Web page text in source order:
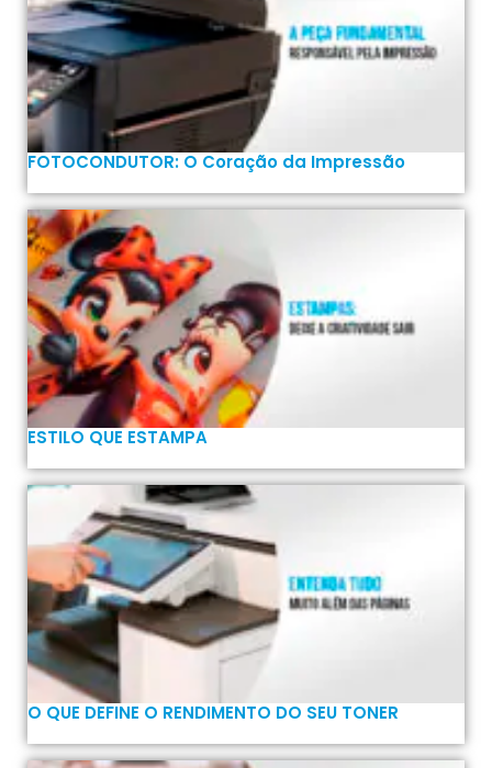
FOTOCONDUTOR: O Coração da Impressão
ESTILO QUE ESTAMPA
O QUE DEFINE O RENDIMENTO DO SEU TONER